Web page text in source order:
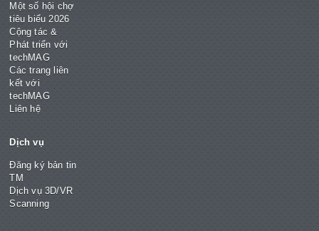
Một số hội chợ
tiêu biểu 2026
Cộng tác &
Phát triển với
techMAG
Các trang liên
kết với
techMAG
Liên hệ
Dịch vụ
Đăng ký bản tin
TM
Dịch vụ 3D/VR
Scanning